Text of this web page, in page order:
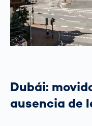
Dubái:
ausencia de